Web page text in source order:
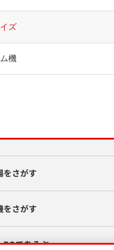
ズ
機
をさがす
をさがす
PCであそぶ